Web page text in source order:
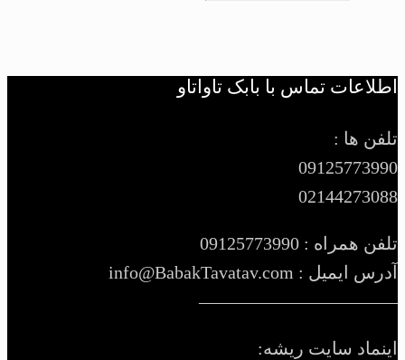
اطلاعات تماس با بابک تاواتاو
تلفن ها :
09125773990
02144273088
تلفن همراه : 09125773990
آدرس ایمیل : info@BabakTavatav.com
———————————
اینماد سایت ریشه: